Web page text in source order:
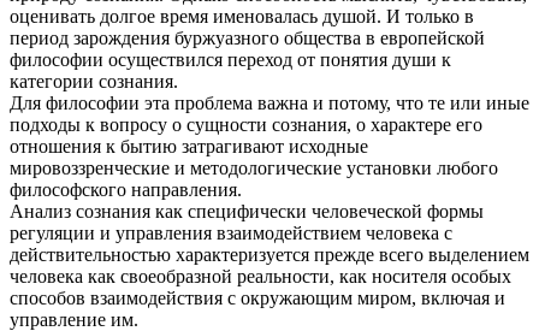
оценивать долгое время именовалась душой. И только в
период зарождения буржуазного общества в европейской
философии осуществился переход от понятия души к
категории сознания.
Для философии эта проблема важна и потому, что те или иные
подходы к вопросу о сущности сознания, о характере его
отношения к бытию затрагивают исходные
мировоззренческие и методологические установки любого
философского направления.
Анализ сознания как специфически человеческой формы
регуляции и управления взаимодействием человека с
действительностью характеризуется прежде всего выделением
человека как своеобразной реальности, как носителя особых
способов взаимодействия с окружающим миром, включая и
управление им.